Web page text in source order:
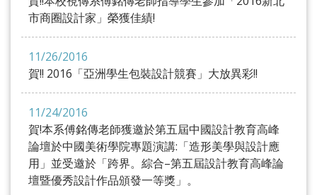
市商圈設計家」榮獲佳績!
11/26/2016
賀!! 2016「亞洲學生包裝設計競賽」大放異彩!!
11/24/2016
賀!本系傅銘傳老師獲邀於第五屆中國設計教育高峰
論壇於中國美術學院專題演講:「造形美學與設計應
用」並受邀於「跨界。綜合–第五屆設計教育高峰論
壇暨優秀設計作品頒發一等獎」。